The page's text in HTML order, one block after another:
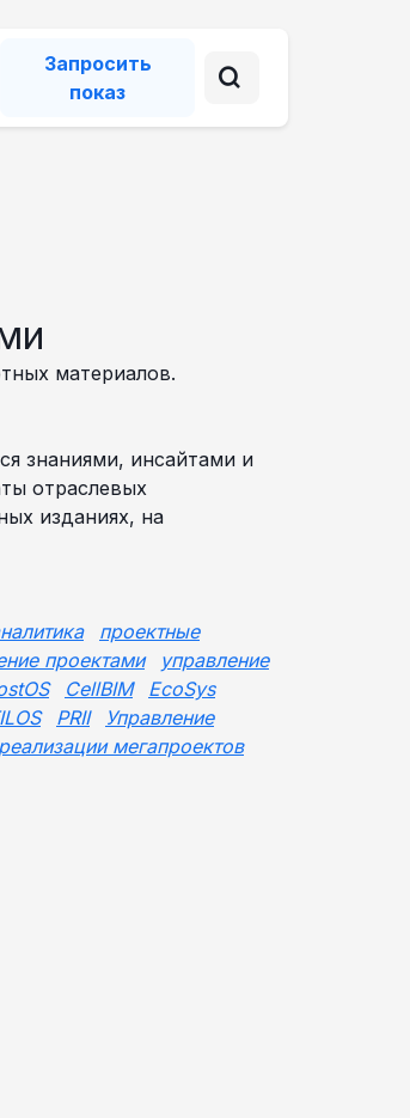
Запросить
показ
материалов.
знаниями, инсайтами и
отраслевых
изданиях, на
проектные
проектами
управление
CellBIM
EcoSys
PRII
Управление
мегапроектов